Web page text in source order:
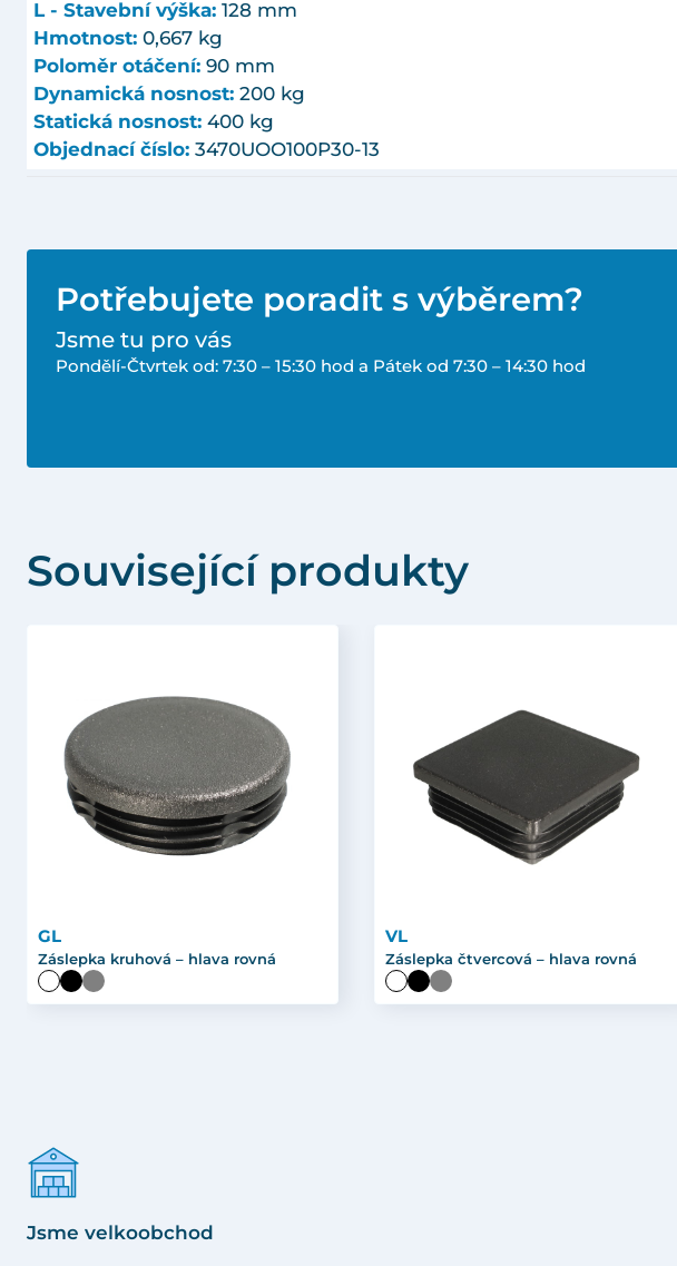
L - Stavební výška: 128 mm
Hmotnost: 0,667 kg
Poloměr otáčení: 90 mm
Dynamická nosnost: 200 kg
Statická nosnost: 400 kg
Objednací číslo: 3470UOO100P30-13
Potřebujete poradit s výběrem?
Jsme tu pro vás
Pondělí-Čtvrtek od: 7:30 – 15:30 hod a Pátek od 7:30 – 14:30 hod
Související produkty
GL
Záslepka kruhová – hlava rovná
VL
Záslepka čtvercová – hlava rovná
Jsme velkoobchod